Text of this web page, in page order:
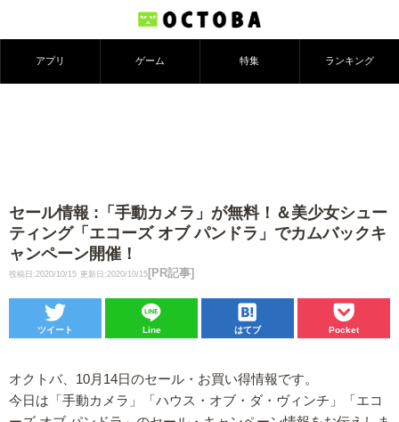
アプリ ゲーム 特集 ランキング
セール情報 :「手動カメラ」が無料！＆美少女シュー
ティング「エコーズ オブ パンドラ」でカムバックキ
ャンペーン開催！
投稿日:2020/10/15 更新日:2020/10/15 [PR記事]
ツイート Line はてブ Pocket
オクトバ、10月14日のセール・お買い得情報です。
今日は「手動カメラ」「ハウス・オブ・ダ・ヴィンチ」「エコ